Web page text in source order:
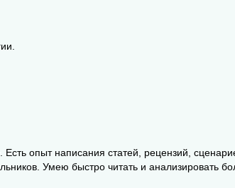
опыт написания статей, рецензий,
Умею быстро читать и анализировать